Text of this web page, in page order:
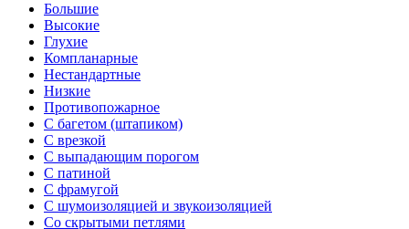
Большие
Высокие
Глухие
Компланарные
Нестандартные
Низкие
Противопожарное
С багетом (штапиком)
С врезкой
С выпадающим порогом
С патиной
С фрамугой
С шумоизоляцией и звукоизоляцией
Со скрытыми петлями